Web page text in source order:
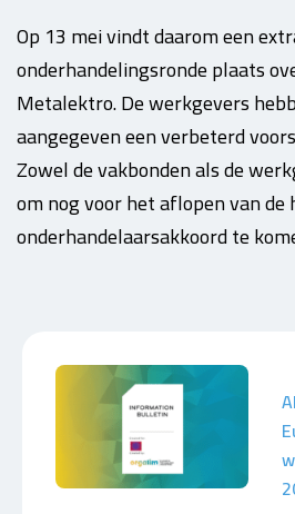
Op 13 mei vindt daarom een
onderhandelingsronde plaats
Metalektro. De werkgevers
aangegeven een verbeterd
Zowel de vakbonden als de
om nog voor het aflopen van de
onderhandelaarsakkoord te